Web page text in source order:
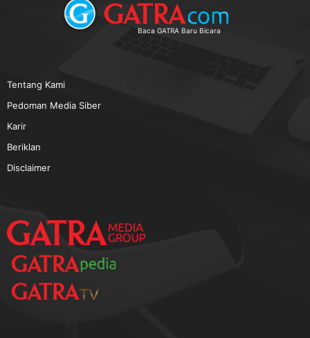
TERPOPULER